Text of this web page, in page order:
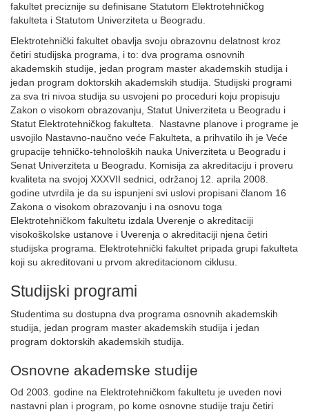
fakultet preciznije su definisane Statutom Elektrotehničkog
fakulteta i Statutom Univerziteta u Beogradu.
Elektrotehnički fakultet obavlja svoju obrazovnu delatnost kroz
četiri studijska programa, i to: dva programa osnovnih
akademskih studije, jedan program master akademskih studija i
jedan program doktorskih akademskih studija. Studijski programi
za sva tri nivoa studija su usvojeni po proceduri koju propisuju
Zakon o visokom obrazovanju, Statut Univerziteta u Beogradu i
Statut Elektrotehničkog fakulteta. Nastavne planove i programe je
usvojilo Nastavno-naučno veće Fakulteta, a prihvatilo ih je Veće
grupacije tehničko-tehnoloških nauka Univerziteta u Beogradu i
Senat Univerziteta u Beogradu. Komisija za akreditaciju i proveru
kvaliteta na svojoj XXXVII sednici, održanoj 12. aprila 2008.
godine utvrdila je da su ispunjeni svi uslovi propisani članom 16
Zakona o visokom obrazovanju i na osnovu toga
Elektrotehničkom fakultetu izdala Uverenje o akreditaciji
visokoškolske ustanove i Uverenja o akreditaciji njena četiri
studijska programa. Elektrotehnički fakultet pripada grupi fakulteta
koji su akreditovani u prvom akreditacionom ciklusu.
Studijski programi
Studentima su dostupna dva programa osnovnih akademskih
studija, jedan program master akademskih studija i jedan
program doktorskih akademskih studija.
Osnovne akademske studije
Od 2003. godine na Elektrotehničkom fakultetu je uveden novi
nastavni plan i program, po kome osnovne studije traju četiri